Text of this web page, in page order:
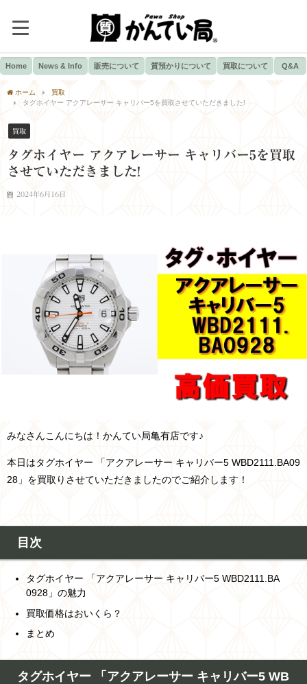
Home News & Info 販売について 質預かりについて 買取について Q&A
ホーム
買取
タグホイヤー アクアレーサー キャリバー5を買取させていただきました!
買取
タグホイヤー アクアレーサー キャリバー5を買取
させていただきました!
2024年6月16日
みなさんこんにちは！かんてい局亀有店です♪
本日はタグホイヤー 「アクアレーサー キャリバー5 WBD2111.BA09
28」を買取りさせていただきましたのでご紹介します！
目次
タグホイヤー 「アクアレーサー キャリバー5 WBD2111.BA
0928」の魅力
買取価格はおいくら？
まとめ
タグホイヤー 「アクアレーサー キャリバー5 WB